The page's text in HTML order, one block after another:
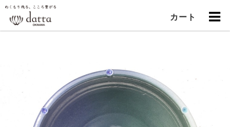
カート